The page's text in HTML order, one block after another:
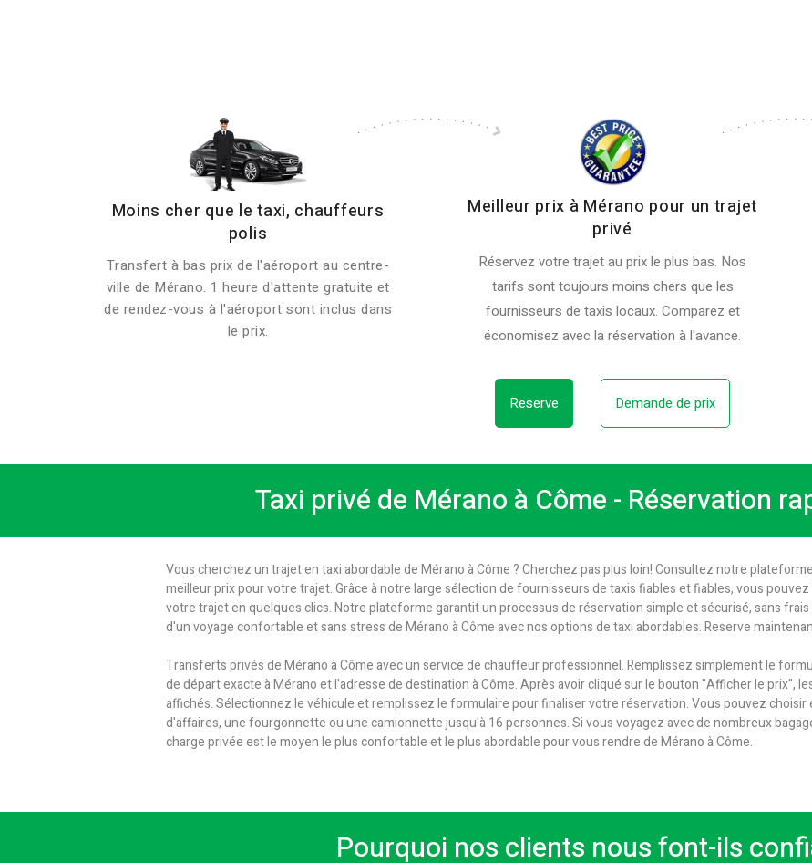
Moins cher que le taxi, chauffeurs
polis
Transfert à bas prix de l'aéroport au centre-
ville de Mérano. 1 heure d'attente gratuite et
de rendez-vous à l'aéroport sont inclus dans
le prix.
Meilleur prix à Mérano pour un trajet
privé
Réservez votre trajet au prix le plus bas. Nos
tarifs sont toujours moins chers que les
fournisseurs de taxis locaux. Comparez et
économisez avec la réservation à l'avance.
Reserve Demande de prix
Taxi privé de Mérano à Côme - Réservation
Vous cherchez un trajet en taxi abordable de Mérano à Côme ? Cherchez pas plus loin! Consultez notre
meilleur prix pour votre trajet. Grâce à notre large sélection de fournisseurs de taxis fiables et fiables, vous
votre trajet en quelques clics. Notre plateforme garantit un processus de réservation simple et sécurisé, sans
d'un voyage confortable et sans stress de Mérano à Côme avec nos options de taxi abordables. Reserve
Transferts privés de Mérano à Côme avec un service de chauffeur professionnel. Remplissez simplement le
de départ exacte à Mérano et l'adresse de destination à Côme. Après avoir cliqué sur le bouton "Afficher le prix",
affichés. Sélectionnez le véhicule et remplissez le formulaire pour finaliser votre réservation. Vous pouvez
d'affaires, une fourgonnette ou une camionnette jusqu'à 16 personnes. Si vous voyagez avec de nombreux
charge privée est le moyen le plus confortable et le plus abordable pour vous rendre de Mérano à Côme.
Pourquoi nos clients nous font-ils